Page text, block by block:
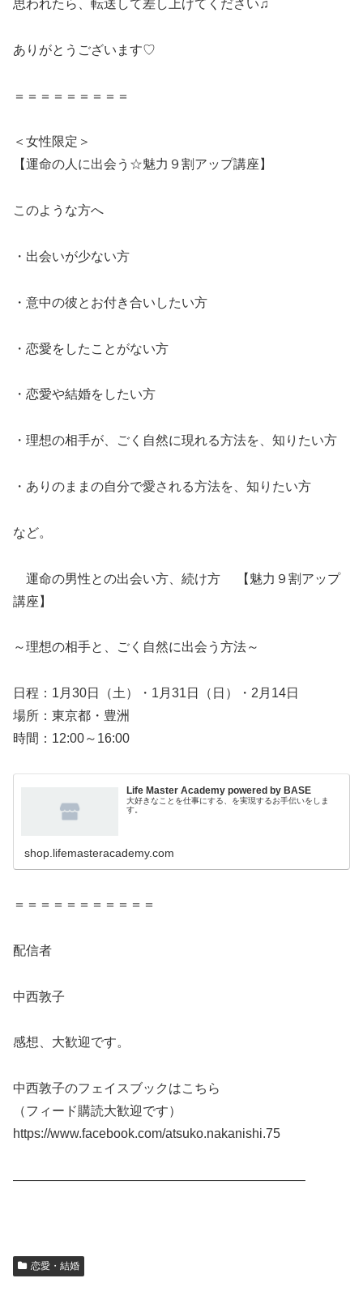
思われたら、転送して差し上げてください♫
ありがとうございます♡
＝＝＝＝＝＝＝＝＝
＜女性限定＞
【運命の人に出会う☆魅力９割アップ講座】
このような方へ
・出会いが少ない方
・意中の彼とお付き合いしたい方
・恋愛をしたことがない方
・恋愛や結婚をしたい方
・理想の相手が、ごく自然に現れる方法を、知りたい方
・ありのままの自分で愛される方法を、知りたい方
など。
運命の男性との出会い方、続け方 【魅力９割アップ
講座】
～理想の相手と、ごく自然に出会う方法～
日程：1月30日（土）・1月31日（日）・2月14日
場所：東京都・豊洲
時間：12:00～16:00
Life Master Academy powered by BASE
大好きなことを仕事にする、を実現するお手伝いをしま
す。
shop.lifemasteracademy.com
＝＝＝＝＝＝＝＝＝＝＝
配信者
中西敦子
感想、大歓迎です。
中西敦子のフェイスブックはこちら
（フィード購読大歓迎です）
https://www.facebook.com/atsuko.nakanishi.75
——————————————————————–
恋愛・結婚